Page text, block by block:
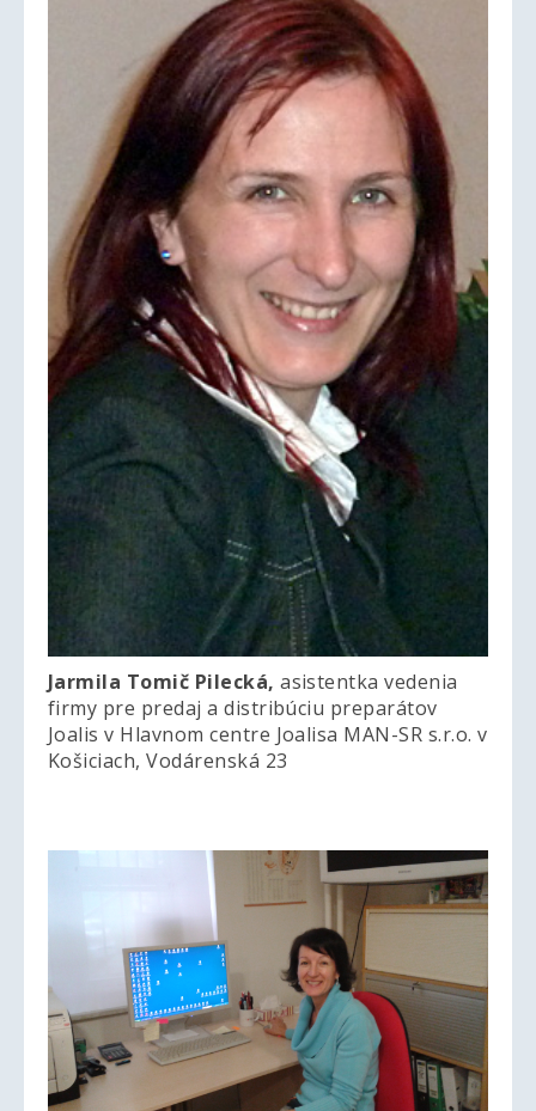
Jarmila Tomič Pilecká, asistentka vedenia
firmy pre predaj a distribúciu preparátov
Joalis v Hlavnom centre Joalisa MAN-SR s.r.o. v
Košiciach, Vodárenská 23